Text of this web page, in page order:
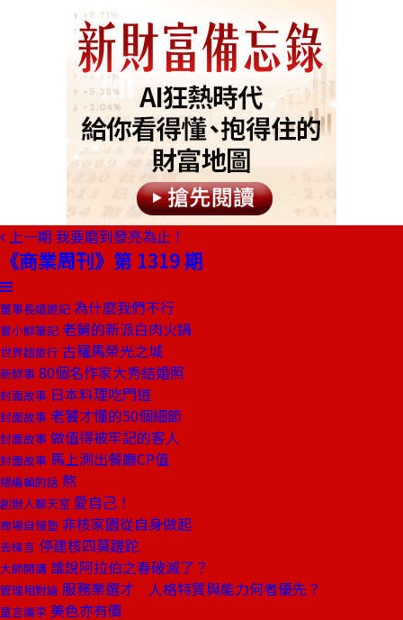
上一期 我要磨到發亮為止！
《商業周刊》第 1319 期
董事長嬉遊記 為什麼我們不行
嘗小鮮筆記 老舅的新派白肉火鍋
世界超旅行 古羅馬榮光之城
新鮮事 80個名作家大秀結婚照
封面故事 日本料理吃門道
封面故事 老饕才懂的50個細節
封面故事 做值得被牢記的客人
封面故事 馬上測出餐廳CP值
總編輯的話 熬
創辦人聊天室 愛自己！
商場自慢塾 非核家園從自身做起
去梯言 停建核四莫蹉跎
大師開講 誰說阿拉伯之春破滅了？
管理相對論 服務業選才 人格特質與能力何者優先？
童言識李 美色亦有價